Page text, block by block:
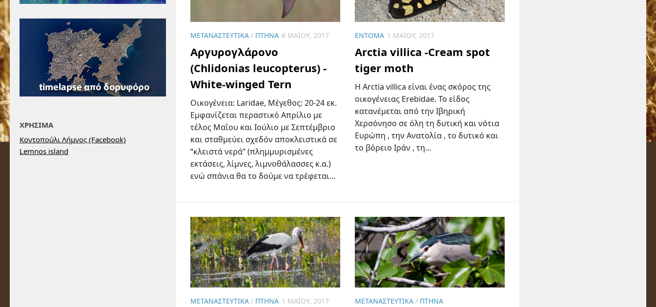
ΜΕΤΑΝΑΣΤΕΥΤΙΚΆ / ΠΤΗΝΆ 6 ΜΑΪ́ΟΥ, 2017
Αργυρογλάρονο
(Chlidonias leucopterus) -
White-winged Tern
Οικογένεια: Laridae, Μέγεθος: 20-24 εκ.
Εμφανίζεται περαστικό Απρίλιο με
τέλος Μαΐου και Ιούλιο με Σεπτέμβριο
και σταθμεύει σχεδόν αποκλειστικά σε
“κλειστά νερά” (πλημμυρισμένες
εκτάσεις, λίμνες, λιμνοθάλασσες κ.α.)
ενώ σπάνια θα το δούμε να τρέφεται...
ΈΝΤΟΜΑ 1 ΜΑΪ́ΟΥ, 2017
Arctia villica -Cream spot
tiger moth
Η Arctia villica είναι ένας σκόρος της
οικογένειας Erebidae. Το είδος
κατανέμεται από την Ιβηρική
Χερσόνησο σε όλη τη δυτική και νότια
Ευρώπη , την Ανατολία , το δυτικό και
το βόρειο Ιράν , τη...
ΜΕΤΑΝΑΣΤΕΥΤΙΚΆ / ΠΤΗΝΆ 1 ΜΑΪ́ΟΥ, 2017 ΜΕΤΑΝΑΣΤΕΥΤΙΚΆ / ΠΤΗΝΆ
ΧΡΗΣΙΜΑ
Κοντοπούλι Λήμνος (Facebook)
Lemnos island